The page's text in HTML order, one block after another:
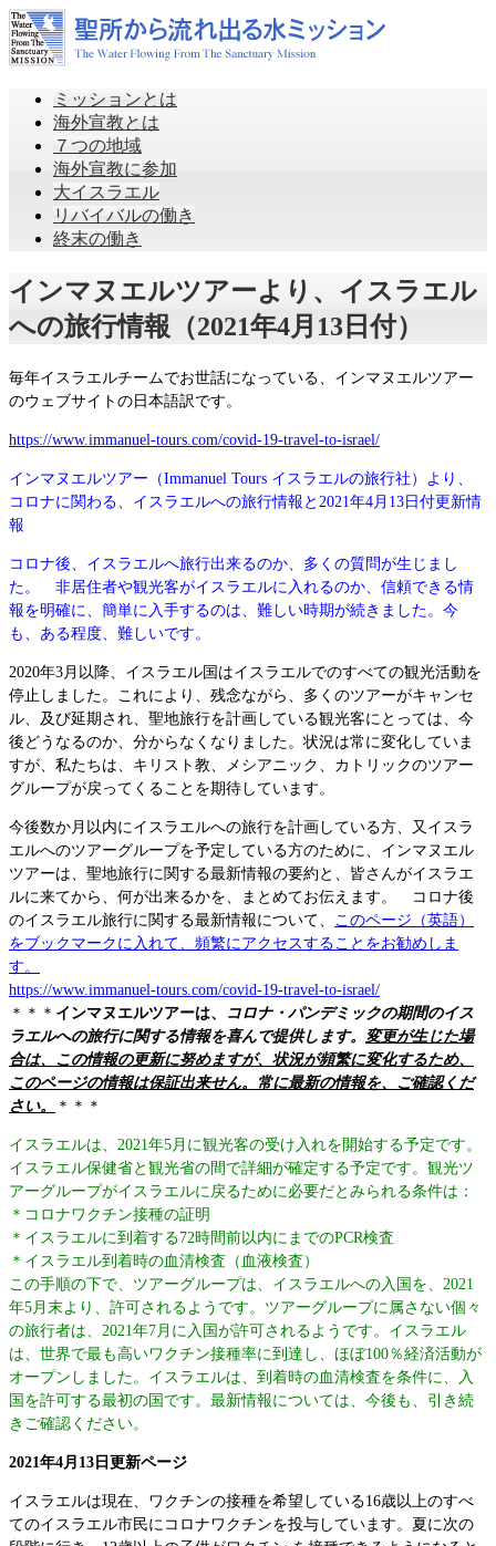
ミッションとは
海外宣教とは
７つの地域
海外宣教に参加
大イスラエル
リバイバルの働き
終末の働き
インマヌエルツアーより、イスラエル
への旅行情報（2021年4月13日付）
毎年イスラエルチームでお世話になっている、インマヌエルツアー
のウェブサイトの日本語訳です。
https://www.immanuel-tours.com/covid-19-travel-to-israel/
インマヌエルツアー（Immanuel Tours イスラエルの旅行社）より、
コロナに関わる、イスラエルへの旅行情報と2021年4月13日付更新情
報
コロナ後、イスラエルへ旅行出来るのか、多くの質問が生じまし
た。 非居住者や観光客がイスラエルに入れるのか、信頼できる情
報を明確に、簡単に入手するのは、難しい時期が続きました。今
も、ある程度、難しいです。
2020年3月以降、イスラエル国はイスラエルでのすべての観光活動を
停止しました。これにより、残念ながら、多くのツアーがキャンセ
ル、及び延期され、聖地旅行を計画している観光客にとっては、今
後どうなるのか、分からなくなりました。状況は常に変化していま
すが、私たちは、キリスト教、メシアニック、カトリックのツアー
グループが戻ってくることを期待しています。
今後数か月以内にイスラエルへの旅行を計画している方、又イスラ
エルへのツアーグループを予定している方のために、インマヌエル
ツアーは、聖地旅行に関する最新情報の要約と、皆さんがイスラエ
ルに来てから、何が出来るかを、まとめてお伝えます。 コロナ後
のイスラエル旅行に関する最新情報について、
このページ（英語）
をブックマークに入れて、頻繁にアクセスすることをお勧めしま
す。
https://www.immanuel-tours.com/covid-19-travel-to-israel/
＊＊＊ インマヌエルツアーは、
コロナ・パンデミックの期間のイス
ラエルへの旅行に関する情報を喜んで提供します。 変更が生じた場
合は、この情報の更新に努めますが、状況が頻繁に変化するため、
このページの情報は保証出来せん。常に最新の情報を、ご確認くだ
さい。
＊＊＊
イスラエルは、2021年5月に観光客の受け入れを開始する予定です。
イスラエル保健省と観光省の間で詳細が確定する予定です。観光ツ
アーグループがイスラエルに戻るために必要だとみられる条件は：
＊コロナワクチン接種の証明
＊イスラエルに到着する72時間前以内にまでのPCR検査
＊イスラエル到着時の血清検査（血液検査）
この手順の下で、ツアーグループは、イスラエルへの入国を、2021
年5月末より、許可されるようです。ツアーグループに属さない個々
の旅行者は、2021年7月に入国が許可されるようです。イスラエル
は、世界で最も高いワクチン接種率に到達し、ほぼ100％経済活動が
オープンしました。イスラエルは、到着時の血清検査を条件に、入
国を許可する最初の国です。最新情報については、今後も、引き続
きご確認ください。
2021年4月13日更新ページ
イスラエルは現在、ワクチンの接種を希望している16歳以上のすべ
てのイスラエル市民にコロナワクチンを投与しています。夏に次の